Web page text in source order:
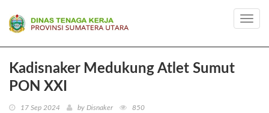
Kadisnaker Medukung Atlet Sumut
PON XXI
17 Sep 2024 by Disnaker 850